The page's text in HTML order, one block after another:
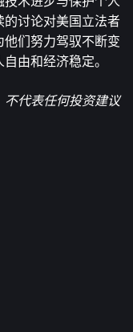
的讨论对美国立法者
们努力驾驭不断变
由和经济稳定。
不代表任何投资建议